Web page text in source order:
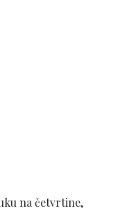
na četvrtine,